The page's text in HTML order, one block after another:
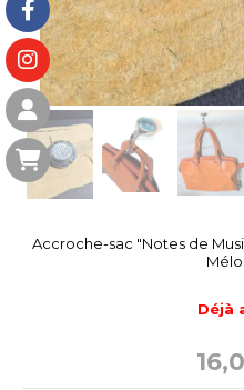
Accroche-sac "Notes de
Déjà